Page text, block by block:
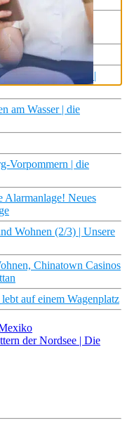
Hirngespinst?
#ghosts
| NDR Doku
Genossenschaft? |
am Wasser | die
Vorpommern | die
Alarmanlage! Neues
Wohnen (2/3) | Unsere
Chinatown Casinos
auf einem Wagenplatz
der Nordsee | Die